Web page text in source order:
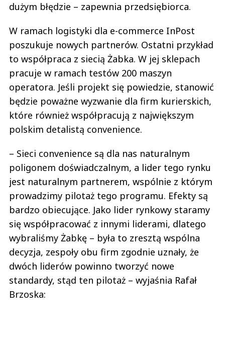
dużym błędzie – zapewnia przedsiębiorca.
W ramach logistyki dla e-commerce InPost
poszukuje nowych partnerów. Ostatni przykład
to współpraca z siecią Żabka. W jej sklepach
pracuje w ramach testów 200 maszyn
operatora. Jeśli projekt się powiedzie, stanowić
będzie poważne wyzwanie dla firm kurierskich,
które również współpracują z największym
polskim detalistą convenience.
– Sieci convenience są dla nas naturalnym
poligonem doświadczalnym, a lider tego rynku
jest naturalnym partnerem, wspólnie z którym
prowadzimy pilotaż tego programu. Efekty są
bardzo obiecujące. Jako lider rynkowy staramy
się współpracować z innymi liderami, dlatego
wybraliśmy Żabkę – była to zresztą wspólna
decyzja, zespoły obu firm zgodnie uznały, że
dwóch liderów powinno tworzyć nowe
standardy, stąd ten pilotaż – wyjaśnia Rafał
Brzoska: